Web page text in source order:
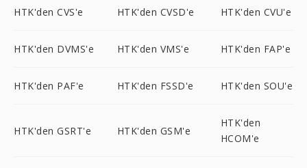
HTK'den CVS'e HTK'den CVSD'e HTK'den CVU'e
HTK'den DVMS'e HTK'den VMS'e HTK'den FAP'e
HTK'den PAF'e HTK'den FSSD'e HTK'den SOU'e
HTK'den GSRT'e HTK'den GSM'e
HTK'den
HCOM'e